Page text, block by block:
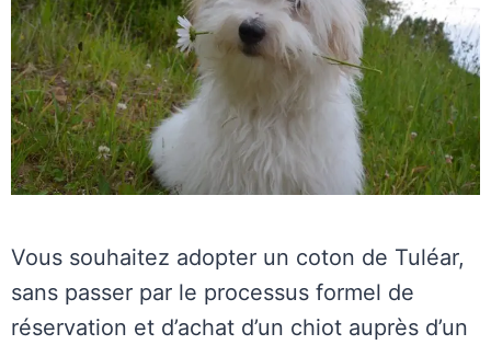
Vous souhaitez adopter un coton de Tuléar,
sans passer par le processus formel de
réservation et d’achat d’un chiot auprès d’un